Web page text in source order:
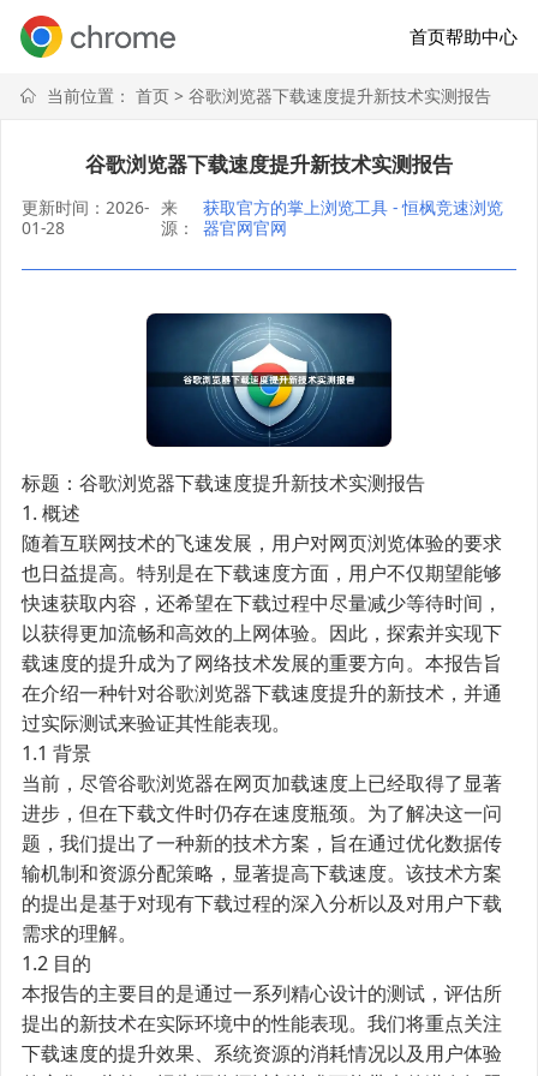
首页帮助中心
当前位置： 首页> 谷歌浏览器下载速度提升新技术实测报告
谷歌浏览器下载速度提升新技术实测报告
更新时间：2026-
01-28
来
源：
获取官方的掌上浏览工具 - 恒枫竞速浏览
器官网官网
标题：谷歌浏览器下载速度提升新技术实测报告
1. 概述
随着互联网技术的飞速发展，用户对网页浏览体验的要求
也日益提高。特别是在下载速度方面，用户不仅期望能够
快速获取内容，还希望在下载过程中尽量减少等待时间，
以获得更加流畅和高效的上网体验。因此，探索并实现下
载速度的提升成为了网络技术发展的重要方向。本报告旨
在介绍一种针对谷歌浏览器下载速度提升的新技术，并通
过实际测试来验证其性能表现。
1.1 背景
当前，尽管谷歌浏览器在网页加载速度上已经取得了显著
进步，但在下载文件时仍存在速度瓶颈。为了解决这一问
题，我们提出了一种新的技术方案，旨在通过优化数据传
输机制和资源分配策略，显著提高下载速度。该技术方案
的提出是基于对现有下载过程的深入分析以及对用户下载
需求的理解。
1.2 目的
本报告的主要目的是通过一系列精心设计的测试，评估所
提出的新技术在实际环境中的性能表现。我们将重点关注
下载速度的提升效果、系统资源的消耗情况以及用户体验